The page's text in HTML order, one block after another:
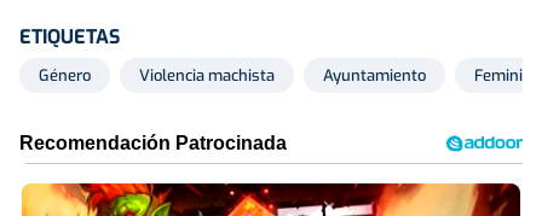
ETIQUETAS
Género Violencia machista Ayuntamiento